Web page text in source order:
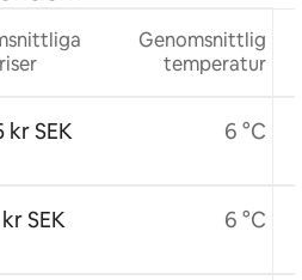
kr SEK
SEK
Genomsnittlig
temperatur
6 °C
6 °C